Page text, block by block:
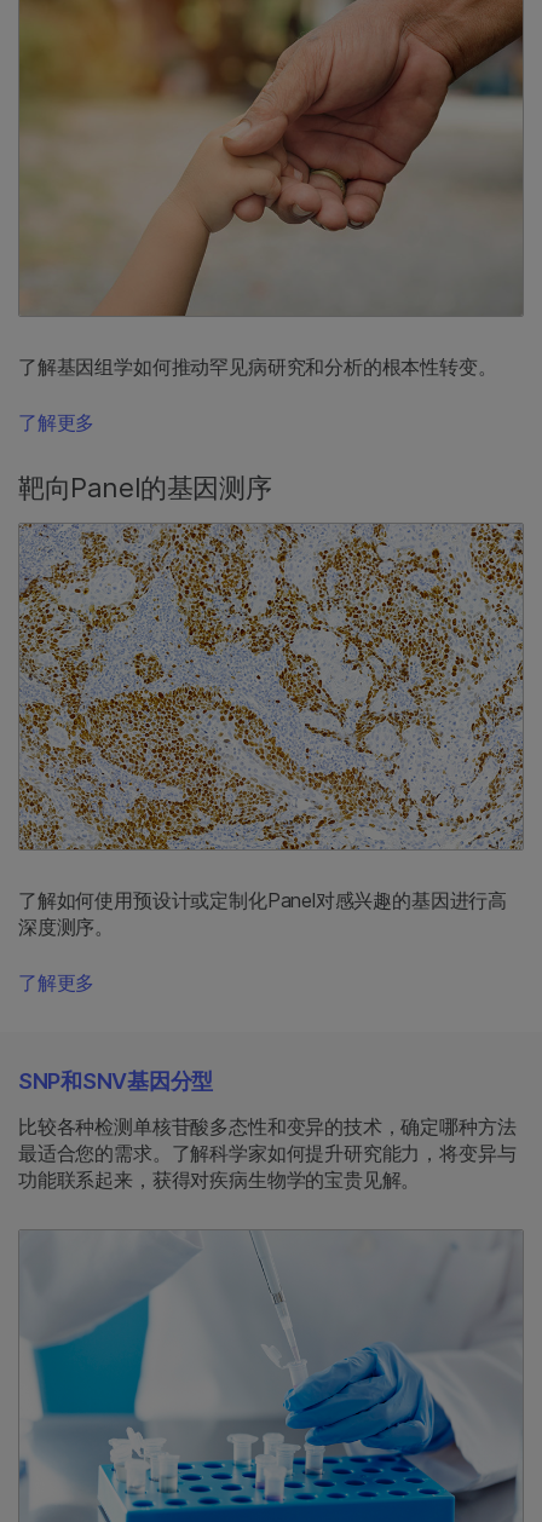
了解基因组学如何推动罕见病研究和分析的根本性转变。
了解更多
靶向Panel的基因测序
了解如何使用预设计或定制化Panel对感兴趣的基因进行高
深度测序。
了解更多
SNP和SNV基因分型
比较各种检测单核苷酸多态性和变异的技术，确定哪种方法
最适合您的需求。了解科学家如何提升研究能力，将变异与
功能联系起来，获得对疾病生物学的宝贵见解。